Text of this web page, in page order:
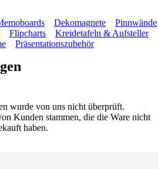
Dekomagnete
Pinnwände
Flipcharts
Kreidetafeln & Aufsteller
Präsentationszubehör
wurde von uns nicht überprüft.
Kunden stammen, die die Ware nicht
haben.